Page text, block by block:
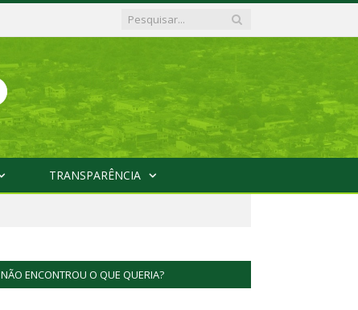
TRANSPARÊNCIA
NÃO ENCONTROU O QUE QUERIA?